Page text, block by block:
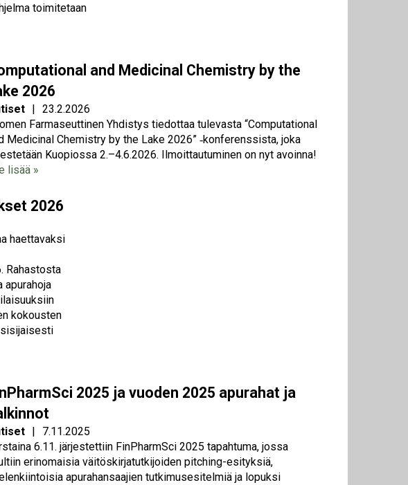
toimitetaan
and Medicinal Chemistry by the
2026
| 23.2.2026
Farmaseuttinen Yhdistys tiedottaa tulevasta “Computational
Medicinal Chemistry by the Lake 2026” ‑konferenssista, joka
Kuopiossa 2.–4.6.2026. Ilmoittautuminen on nyt avoinna!
lisää »
2026
haettavaksi
Rahastosta
apurahoja
kokousten
2025 ja vuoden 2025 apurahat ja
7.11.2025
6.11. järjestettiin FinPharmSci 2025 tapahtuma, jossa
erinomaisia väitöskirjatutkijoiden pitching-esityksiä,
apurahansaajien tutkimusesitelmiä ja lopuksi